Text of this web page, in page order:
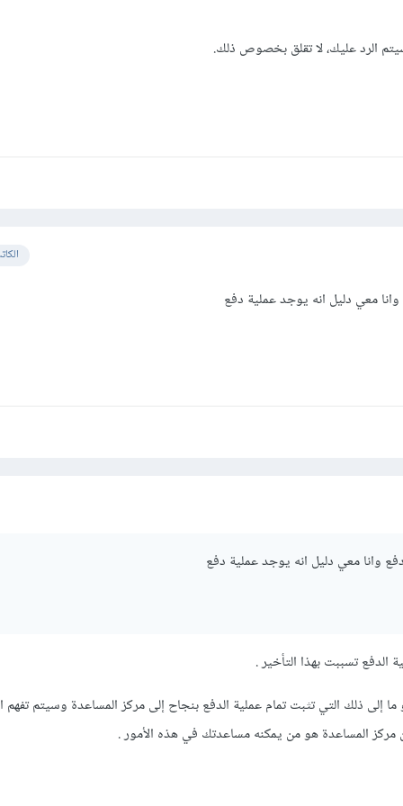
الرد عليك، لا تقلق بخصوص ذلك.
معي دليل انه يوجد عملية دفع
وانا معي دليل انه يوجد عملية دفع
الدفع تسببت بهذا التأخير .
إلى ذلك التي تثبت تمام عملية الدفع بنجاح إلى مركز المساعدة وسيتم تفهم
مركز المساعدة هو من يمكنه مساعدتك في هذه الأمور .